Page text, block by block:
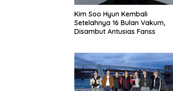
Kim Soo Hyun Kembali
Setelahnya 16 Bulan Vakum,
Disambut Antusias Fanss